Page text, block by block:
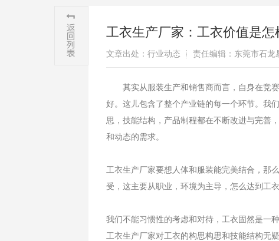
工衣生产厂家：工衣价值是怎
文章出处：行业动态 责任编辑：东莞市石龙
其实从服装生产和销售商而言，自身在竞赛
好。这儿包含了整个产业链的每一个环节。我
思，技能结构，产品制程都在不断改进与完善
和动态的需求。
工衣生产厂家要想人体和服装能完美结合，那
受，这主要从职业，环境为主导，怎么达到工
我们不能习惯性的考虑和对待，工衣固然是一
工衣生产厂家对工衣的构思构思和技能结构无